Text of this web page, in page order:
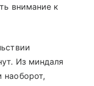
внимание к
Из миндаля
наоборот,